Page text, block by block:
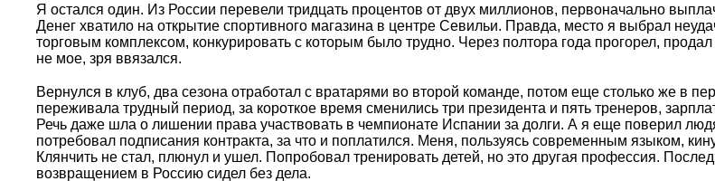
Я остался один. Из России перевели тридцать процентов от двух миллионов, первоначально
Денег хватило на открытие спортивного магазина в центре Севильи. Правда, место я выбрал
торговым комплексом, конкурировать с которым было трудно. Через полтора года прогорел,
не мое, зря ввязался.
Вернулся в клуб, два сезона отработал с вратарями во второй команде, потом еще столько же в
переживала трудный период, за короткое время сменились три президента и пять тренеров,
Речь даже шла о лишении права участвовать в чемпионате Испании за долги. А я еще поверил
потребовал подписания контракта, за что и поплатился. Меня, пользуясь современным языком,
Клянчить не стал, плюнул и ушел. Попробовал тренировать детей, но это другая профессия.
возвращением в Россию сидел без дела.